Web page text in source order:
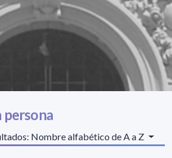
persona
Nombre alfabético de A a Z